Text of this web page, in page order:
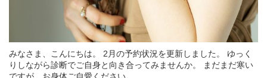
みなさま、こんにちは。 2月の予約状況を更新しました。 ゆっく
りしながら診断でご自身と向き合ってみませんか。 まだまだ寒い
ですが、お身体ご自愛ください。